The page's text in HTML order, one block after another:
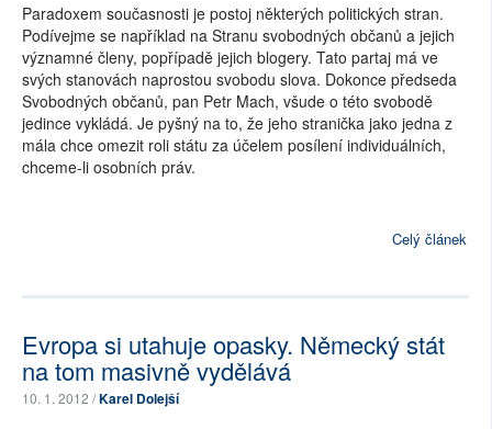
Paradoxem současnosti je postoj některých politických stran.
Podívejme se například na Stranu svobodných občanů a jejich
významné členy, popřípadě jejich blogery. Tato partaj má ve
svých stanovách naprostou svobodu slova. Dokonce předseda
Svobodných občanů, pan Petr Mach, všude o této svobodě
jedince vykládá. Je pyšný na to, že jeho stranička jako jedna z
mála chce omezit roli státu za účelem posílení individuálních,
chceme-li osobních práv.
Celý článek
Evropa si utahuje opasky. Německý stát
na tom masivně vydělává
10. 1. 2012 /Karel Dolejší